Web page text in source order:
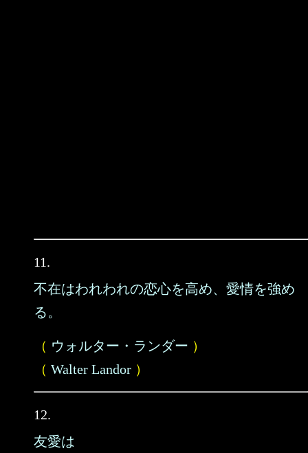
11.
不在はわれわれの恋心を高め、愛情を強め
る。
（ ウォルター・ランダー ）
（ Walter Landor ）
12.
友愛は